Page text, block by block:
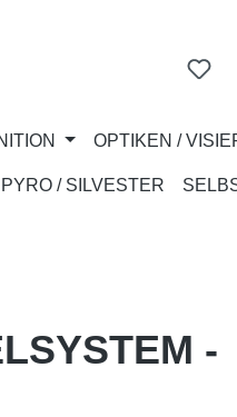
OPTIKEN /
PYRO / SILVESTER
-